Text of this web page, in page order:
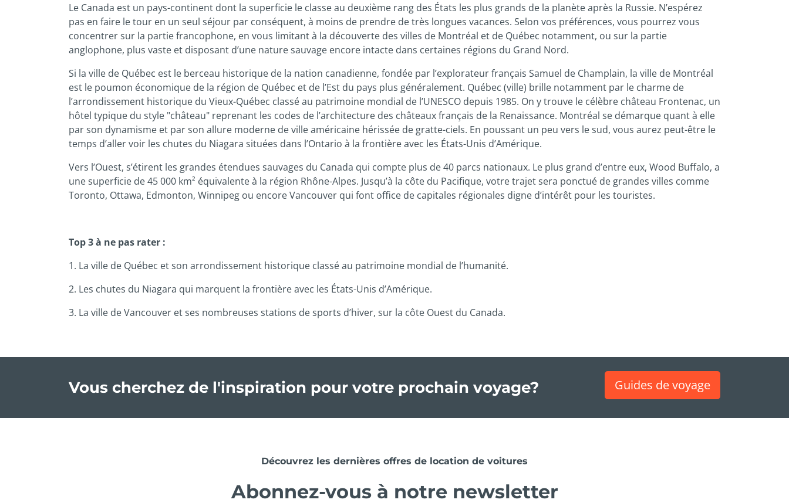
Le Canada est un pays-continent dont la superficie le classe au deuxième rang des États les plus grands de la planète après la Russie. N’espérez
pas en faire le tour en un seul séjour par conséquent, à moins de prendre de très longues vacances. Selon vos préférences, vous pourrez vous
concentrer sur la partie francophone, en vous limitant à la découverte des villes de Montréal et de Québec notamment, ou sur la partie
anglophone, plus vaste et disposant d’une nature sauvage encore intacte dans certaines régions du Grand Nord.
Si la ville de Québec est le berceau historique de la nation canadienne, fondée par l’explorateur français Samuel de Champlain, la ville de Montréal
est le poumon économique de la région de Québec et de l’Est du pays plus généralement. Québec (ville) brille notamment par le charme de
l’arrondissement historique du Vieux-Québec classé au patrimoine mondial de l’UNESCO depuis 1985. On y trouve le célèbre château Frontenac, un
hôtel typique du style "château" reprenant les codes de l’architecture des châteaux français de la Renaissance. Montréal se démarque quant à elle
par son dynamisme et par son allure moderne de ville américaine hérissée de gratte-ciels. En poussant un peu vers le sud, vous aurez peut-être le
temps d’aller voir les chutes du Niagara situées dans l’Ontario à la frontière avec les États-Unis d’Amérique.
Vers l’Ouest, s’étirent les grandes étendues sauvages du Canada qui compte plus de 40 parcs nationaux. Le plus grand d’entre eux, Wood Buffalo, a
une superficie de 45 000 km² équivalente à la région Rhône-Alpes. Jusqu’à la côte du Pacifique, votre trajet sera ponctué de grandes villes comme
Toronto, Ottawa, Edmonton, Winnipeg ou encore Vancouver qui font office de capitales régionales digne d’intérêt pour les touristes.
Top 3 à ne pas rater :
1. La ville de Québec et son arrondissement historique classé au patrimoine mondial de l’humanité.
2. Les chutes du Niagara qui marquent la frontière avec les États-Unis d’Amérique.
3. La ville de Vancouver et ses nombreuses stations de sports d’hiver, sur la côte Ouest du Canada.
Vous cherchez de l'inspiration pour votre prochain voyage? Guides de voyage
Découvrez les dernières offres de location de voitures
Abonnez-vous à notre newsletter